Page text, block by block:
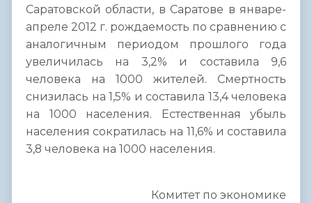
Саратовской области, в Саратове в январе-
апреле 2012 г. рождаемость по сравнению с
аналогичным периодом прошлого года
увеличилась на 3,2% и составила 9,6
человека на 1000 жителей. Смертность
снизилась на 1,5% и составила 13,4 человека
на 1000 населения. Естественная убыль
населения сократилась на 11,6% и составила
3,8 человека на 1000 населения.
Комитет по экономике